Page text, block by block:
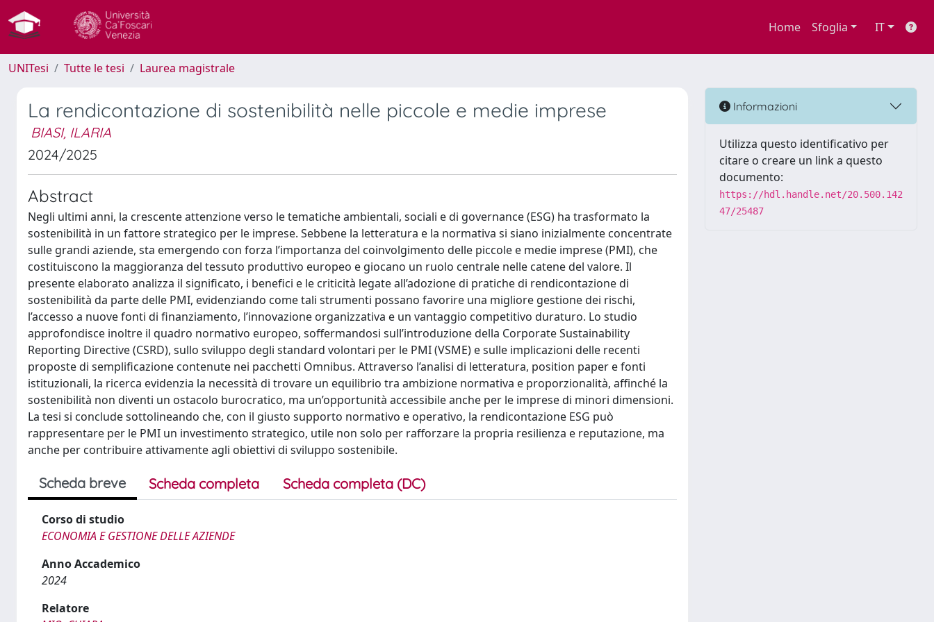
Home Sfoglia IT
UNITesi Tutte le tesi Laurea magistrale
La rendicontazione di sostenibilità nelle piccole e medie imprese
BIASI, ILARIA
2024/2025
Abstract
Negli ultimi anni, la crescente attenzione verso le tematiche ambientali, sociali e di governance (ESG) ha trasformato la
sostenibilità in un fattore strategico per le imprese. Sebbene la letteratura e la normativa si siano inizialmente concentrate
sulle grandi aziende, sta emergendo con forza l’importanza del coinvolgimento delle piccole e medie imprese (PMI), che
costituiscono la maggioranza del tessuto produttivo europeo e giocano un ruolo centrale nelle catene del valore. Il
presente elaborato analizza il significato, i benefici e le criticità legate all’adozione di pratiche di rendicontazione di
sostenibilità da parte delle PMI, evidenziando come tali strumenti possano favorire una migliore gestione dei rischi,
l’accesso a nuove fonti di finanziamento, l’innovazione organizzativa e un vantaggio competitivo duraturo. Lo studio
approfondisce inoltre il quadro normativo europeo, soffermandosi sull’introduzione della Corporate Sustainability
Reporting Directive (CSRD), sullo sviluppo degli standard volontari per le PMI (VSME) e sulle implicazioni delle recenti
proposte di semplificazione contenute nei pacchetti Omnibus. Attraverso l’analisi di letteratura, position paper e fonti
istituzionali, la ricerca evidenzia la necessità di trovare un equilibrio tra ambizione normativa e proporzionalità, affinché la
sostenibilità non diventi un ostacolo burocratico, ma un’opportunità accessibile anche per le imprese di minori dimensioni.
La tesi si conclude sottolineando che, con il giusto supporto normativo e operativo, la rendicontazione ESG può
rappresentare per le PMI un investimento strategico, utile non solo per rafforzare la propria resilienza e reputazione, ma
anche per contribuire attivamente agli obiettivi di sviluppo sostenibile.
Scheda breve Scheda completa Scheda completa (DC)
Corso di studio
ECONOMIA E GESTIONE DELLE AZIENDE
Anno Accademico
2024
Relatore
Informazioni
Utilizza questo identificativo per
citare o creare un link a questo
documento:
https://hdl.handle.net/20.500.142
47/25487